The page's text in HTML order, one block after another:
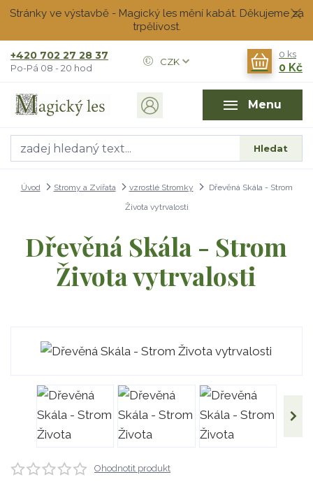
Stránky ve výstavbě - Magický les mění kabát. Děkujeme za
trpělivost.
Menu
CZK
Hledat
+420 702 27 28 37
Po-Pá 08 - 20 hod
0 ks
0 Kč
Úvod Stromy a Zvířata vzrostlé Stromky
Dřevěná Skála - Strom
Života vytrvalosti
Dřevěná Skála - Strom
Života vytrvalosti
Ohodnotit produkt